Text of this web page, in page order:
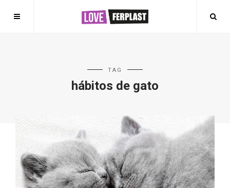
TAG
hábitos de gato